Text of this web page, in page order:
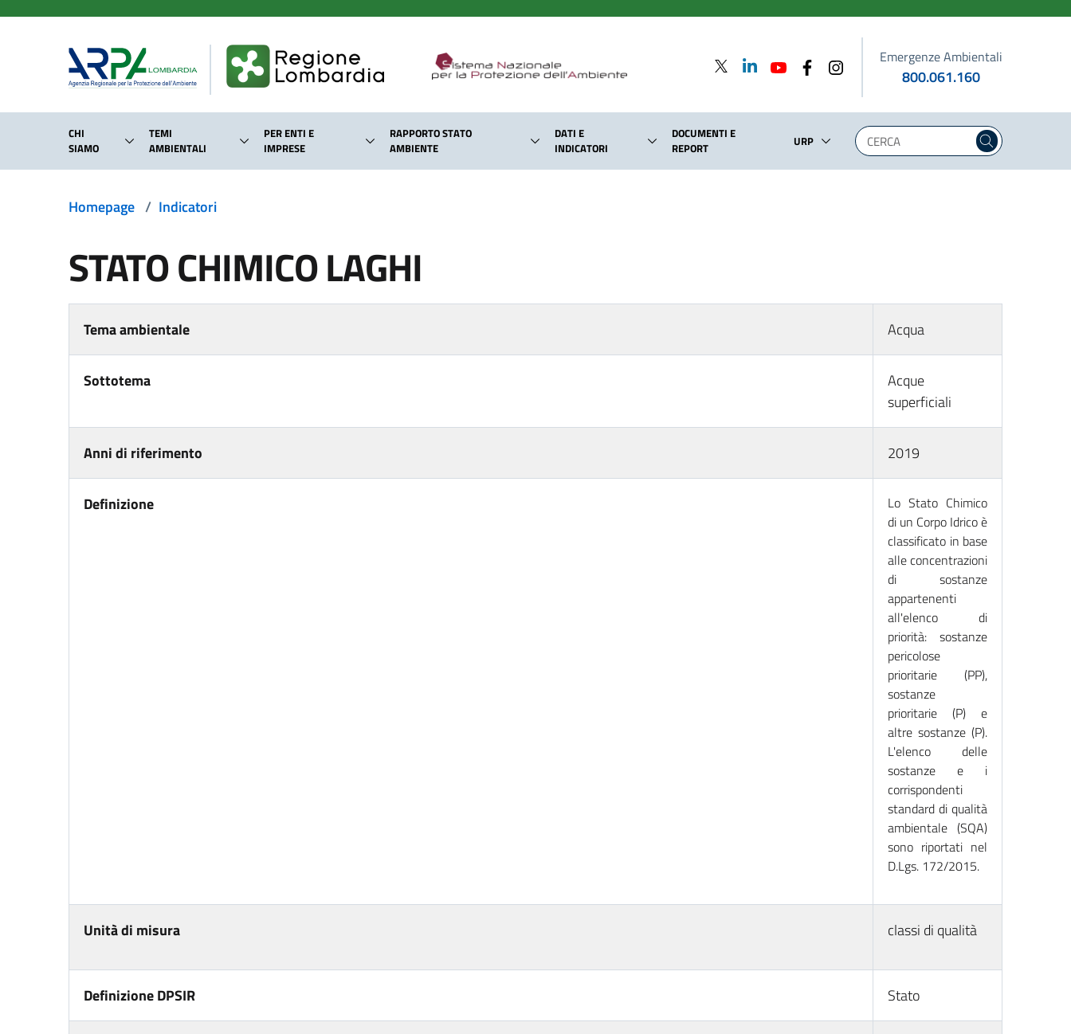
Emergenze Ambientali
800.061.160
CHI
SIAMO
TEMI
AMBIENTALI
PER ENTI E
IMPRESE
RAPPORTO STATO
AMBIENTE
DATI E
INDICATORI
DOCUMENTI E
REPORT
URP
Homepage / Indicatori
STATO CHIMICO LAGHI
Tema ambientale Acqua
Sottotema
Acque
superficiali
Anni di riferimento 2019
Definizione
Lo Stato Chimico
di un Corpo Idrico è
classificato in base
alle concentrazioni
di sostanze
appartenenti
all'elenco di
priorità: sostanze
pericolose
prioritarie (PP),
sostanze
prioritarie (P) e
altre sostanze (P).
L'elenco delle
sostanze e i
corrispondenti
standard di qualità
ambientale (SQA)
sono riportati nel
D.Lgs. 172/2015.
Unità di misura classi di qualità
Definizione DPSIR Stato